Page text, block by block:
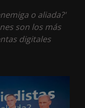
o aliada?'
son los más
digitales